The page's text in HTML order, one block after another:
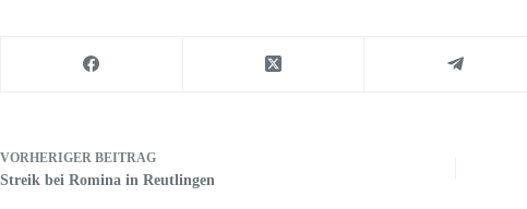
VORHERIGER BEITRAG
Streik bei Romina in Reutlingen